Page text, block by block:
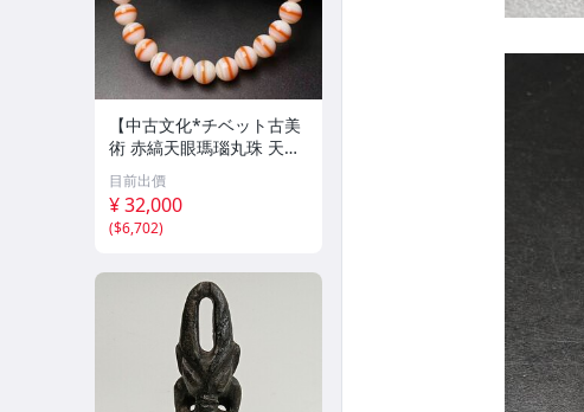
【中古文化*チベット古美
術 赤縞天眼瑪瑙丸珠 天地
天珠組み合わせブレスレッ
ト 縞瑪瑙 古玩 アンティー
ク お守り コレクション 腕
輪 】
目前出價
¥ 32,000
($6,702)